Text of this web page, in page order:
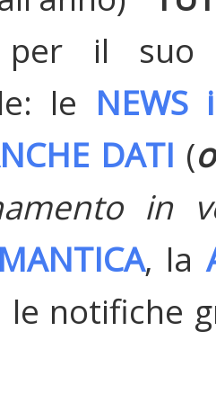
per il suo
le
DATI (
in
, la
le notifiche